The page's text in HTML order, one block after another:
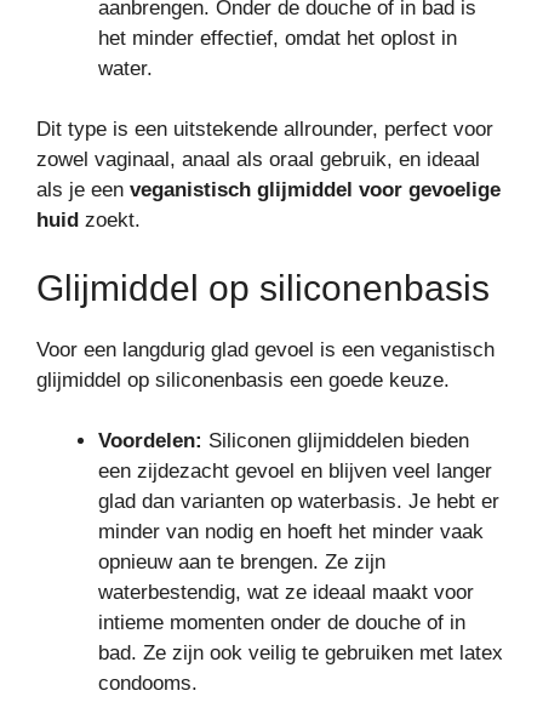
aanbrengen. Onder de douche of in bad is
het minder effectief, omdat het oplost in
water.
Dit type is een uitstekende allrounder, perfect voor
zowel vaginaal, anaal als oraal gebruik, en ideaal
als je een veganistisch glijmiddel voor gevoelige
huid zoekt.
Glijmiddel op siliconenbasis
Voor een langdurig glad gevoel is een veganistisch
glijmiddel op siliconenbasis een goede keuze.
Voordelen: Siliconen glijmiddelen bieden
een zijdezacht gevoel en blijven veel langer
glad dan varianten op waterbasis. Je hebt er
minder van nodig en hoeft het minder vaak
opnieuw aan te brengen. Ze zijn
waterbestendig, wat ze ideaal maakt voor
intieme momenten onder de douche of in
bad. Ze zijn ook veilig te gebruiken met latex
condooms.